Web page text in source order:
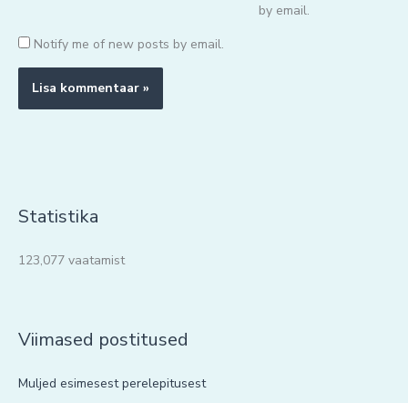
by email.
Notify me of new posts by email.
Statistika
123,077 vaatamist
Viimased postitused
Muljed esimesest perelepitusest